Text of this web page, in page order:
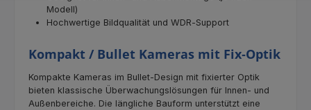
Modell)
Hochwertige Bildqualität und WDR‑Support
Kompakt / Bullet Kameras mit Fix‑Optik
Kompakte Kameras im Bullet‑Design mit fixierter Optik
bieten klassische Überwachungslösungen für Innen‑ und
Außenbereiche. Die längliche Bauform unterstützt eine